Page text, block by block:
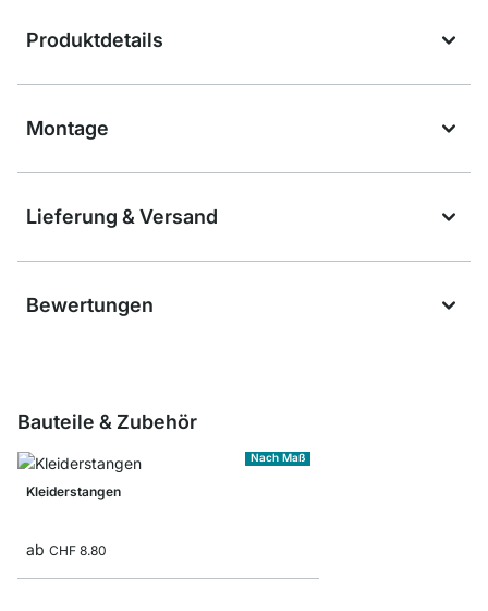
Produktdetails
Montage
Lieferung & Versand
Bewertungen
Bauteile & Zubehör
Nach Maß
Kleiderstangen
ab CHF 8.80